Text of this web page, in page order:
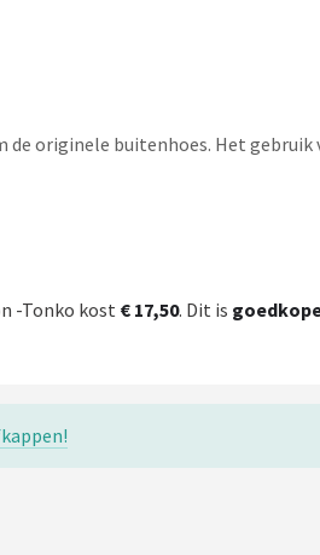
originele buitenhoes. Het
-Tonko kost € 17,50. Dit is